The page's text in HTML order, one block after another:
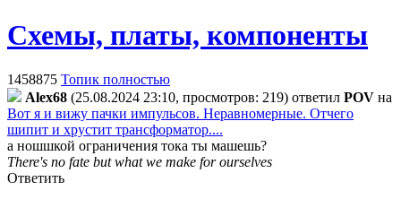
Схемы, платы, компоненты
1458875 Топик полностью
Alex68 (25.08.2024 23:10, просмотров: 219) ответил POV на
Вот я и вижу пачки импульсов. Неравномерные. Отчего
шипит и хрустит трансформатор....
а ношшкой ограничения тока ты машешь?
There's no fate but what we make for ourselves
Ответить